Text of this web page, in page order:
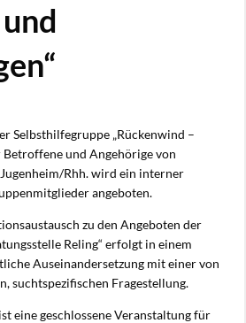
Selbsthilfegruppe „Rückenwind –
und Angehörige von
Rhh. wird ein interner
angeboten.
zu den Angeboten der
Reling“ erfolgt in einem
Auseinandersetzung mit einer von
suchtspezifischen Fragestellung.
eine geschlossene Veranstaltung für